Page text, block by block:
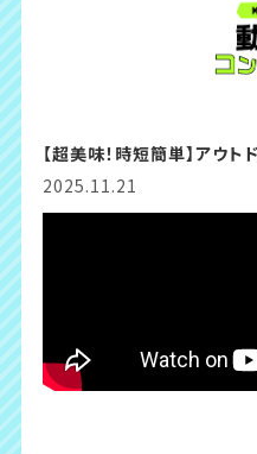
【超美味！時短簡単】アウ
2025.11.21